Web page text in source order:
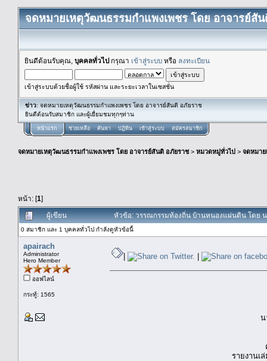
จดหมายเหตุวัฒนธรรมกำแพงเพชร โดย อาจารย์สั
ยินดีต้อนรับคุณ, บุคคลทั่วไปกรุณา เข้าสู่ระบบ หรือ ลงทะเบียน
เข้าสู่ระบบด้วยชื่อผู้ใช้ รหัสผ่าน และระยะเวลาในเซสชั่น
ข่าว: จดหมายเหตุวัฒนธรรมกำแพงเพชร โดย อาจารย์สันติ อภัยราช
ยินดีต้อนรับสมาชิก และผู้เยื่ยมชมทุกๆท่าน
หน้าแรก ช่วยเหลือ ค้นหา ปฏิทิน เข้าสู่ระบบ สมัครสมาชิก
จดหมายเหตุวัฒนธรรมกำแพงเพชร โดย อาจารย์สันติ อภัยราช> หมวดหมู่ทั่วไป > จดหมา
หน้า: [1]
ผู้เขียน หัวข้อ: วรรณกรรมท้องถิ่น บ้านหนองแผ่นดิน โดย
0 สมาชิก และ 1 บุคคลทั่วไป กำลังดูหัวข้อนี้
apairach
Administrator
Hero Member
ออฟไลน์
กระทู้: 1565
| |
น
รายงานเ